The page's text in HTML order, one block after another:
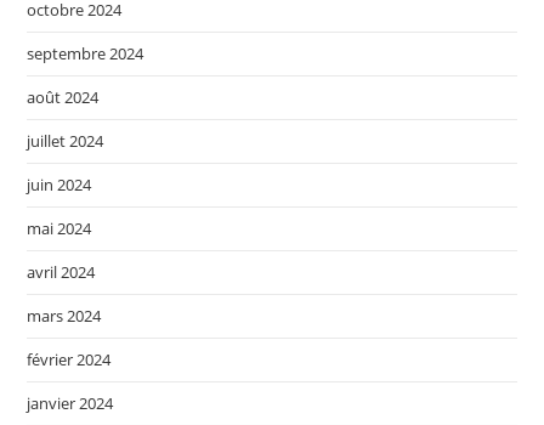
octobre 2024
septembre 2024
août 2024
juillet 2024
juin 2024
mai 2024
avril 2024
mars 2024
février 2024
janvier 2024